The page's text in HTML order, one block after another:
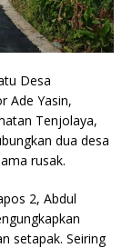
Desa
Ade Yasin,
Ten­jolaya,
dua desa
rusak.
2, Abdul
seta­pak. Seiring